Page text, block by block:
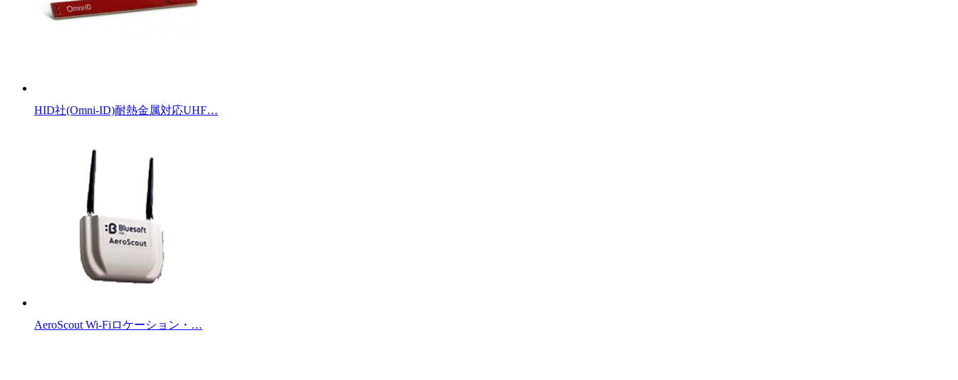
HID社(Omni-ID)耐熱金属対応UHF…
AeroScout Wi-Fiロケーション・…